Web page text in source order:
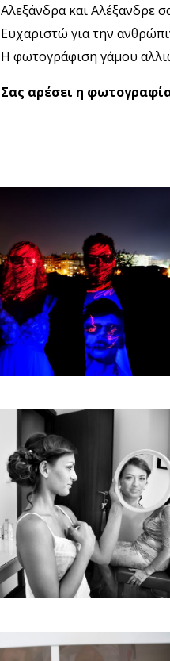
Αλεξάνδρα και Αλέξανδρε
Ευχαριστώ για την
Η φωτογράφιση γάμου
Σας αρέσει η